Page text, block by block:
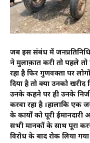
जब इस संबंध में जनप्रतिनिधि
ने मुलाक़ात करी तो पहले तो
रहा है फिर गुणवक्ता पर
दिया है तो क्या उनको
उनके कहने पर ही उनके
करवा रहा है ।हालाकि एक
के कार्यों को पूरी
सभी मानकों के साथ पूरा
विरोध के बाद रोक लिया गया